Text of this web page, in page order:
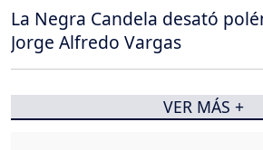
La Negra Candela desató
Jorge Alfredo Vargas
VER MÁS +